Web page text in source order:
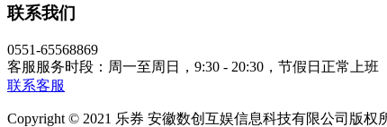
联系我们
0551-65568869
客服服务时段：周一至周日，9:30 - 20:30，节假日正常上班
联系客服
Copyright © 2021 乐券 安徽数创互娱信息科技有限公司版权